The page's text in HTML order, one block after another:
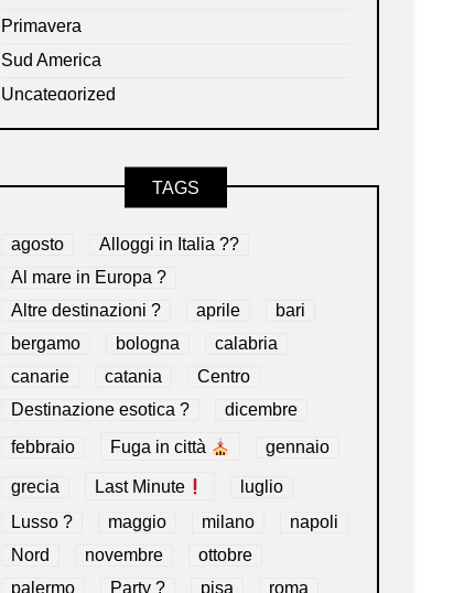
Primavera
Sud America
Uncategorized
TAGS
agosto
Alloggi in Italia ??
Al mare in Europa ?️
Altre destinazioni ?
aprile
bari
bergamo
bologna
calabria
canarie
catania
Centro
Destinazione esotica ?
dicembre
febbraio Fuga in città gennaio
grecia Last Minute
luglio
Lusso ?
maggio milano
napoli
Nord
novembre
ottobre
palermo
Party ? pisa roma